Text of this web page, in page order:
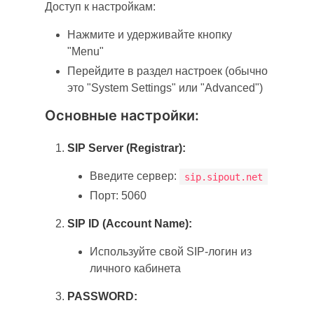
Доступ к настройкам:
Нажмите и удерживайте кнопку
"Menu"
Перейдите в раздел настроек (обычно
это "System Settings" или "Advanced")
Основные настройки:
SIP Server (Registrar):
Введите сервер: sip.sipout.net
Порт: 5060
SIP ID (Account Name):
Используйте свой SIP-логин из
личного кабинета
PASSWORD: